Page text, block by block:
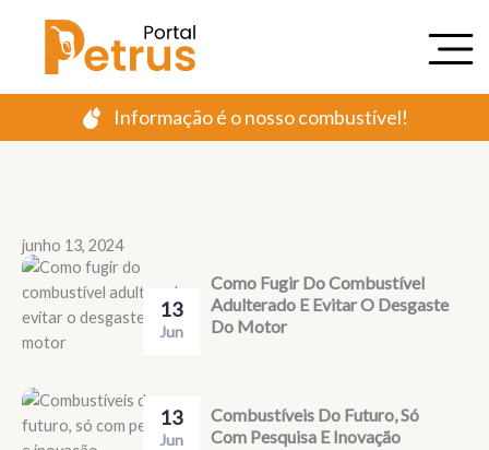
Informação é o nosso combustível!
junho 13, 2024
13
Jun
Como Fugir Do Combustível
Adulterado E Evitar O Desgaste
Do Motor
13
Jun
Combustíveis Do Futuro, Só
Com Pesquisa E Inovação